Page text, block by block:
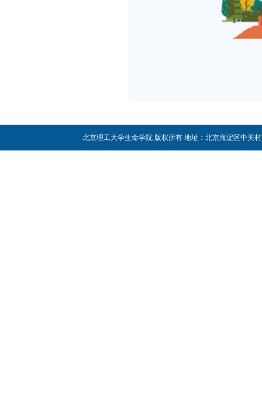
北京理工大学生命学院 版权所有 地址：北京海淀区中关